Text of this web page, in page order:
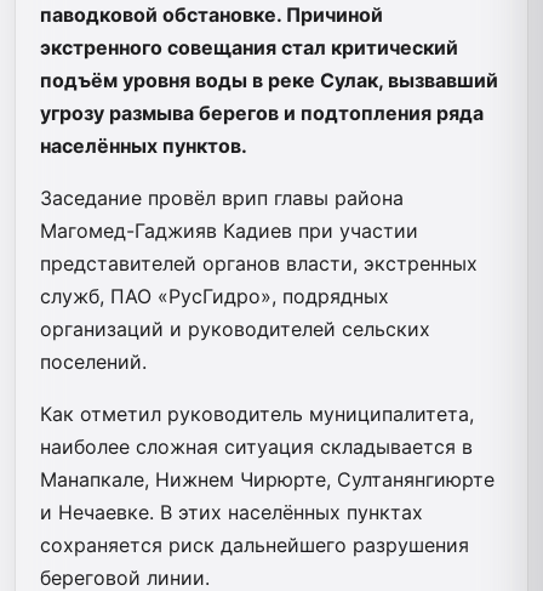
паводковой обстановке. Причиной
экстренного совещания стал критический
подъём уровня воды в реке Сулак, вызвавший
угрозу размыва берегов и подтопления ряда
населённых пунктов.
Заседание провёл врип главы района
Магомед-Гаджияв Кадиев при участии
представителей органов власти, экстренных
служб, ПАО «РусГидро», подрядных
организаций и руководителей сельских
поселений.
Как отметил руководитель муниципалитета,
наиболее сложная ситуация складывается в
Манапкале, Нижнем Чирюрте, Султанянгиюрте
и Нечаевке. В этих населённых пунктах
сохраняется риск дальнейшего разрушения
береговой линии.